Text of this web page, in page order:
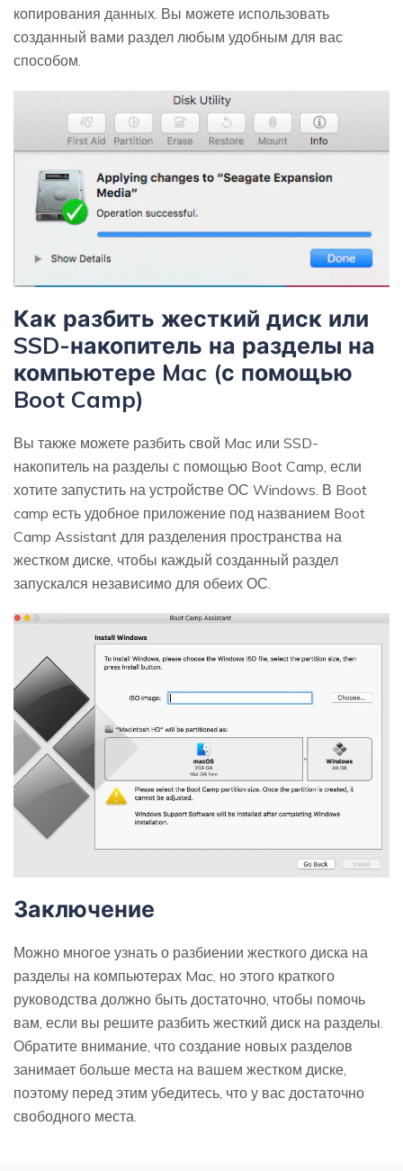
копирования данных. Вы можете использовать
созданный вами раздел любым удобным для вас
способом.
Как разбить жесткий диск или
SSD-накопитель на разделы на
компьютере Mac (с помощью
Boot Camp)
Вы также можете разбить свой Mac или SSD-
накопитель на разделы с помощью Boot Camp, если
хотите запустить на устройстве ОС Windows. В Boot
camp есть удобное приложение под названием Boot
Camp Assistant для разделения пространства на
жестком диске, чтобы каждый созданный раздел
запускался независимо для обеих ОС.
Заключение
Можно многое узнать о разбиении жесткого диска на
разделы на компьютерах Mac, но этого краткого
руководства должно быть достаточно, чтобы помочь
вам, если вы решите разбить жесткий диск на разделы.
Обратите внимание, что создание новых разделов
занимает больше места на вашем жестком диске,
поэтому перед этим убедитесь, что у вас достаточно
свободного места.